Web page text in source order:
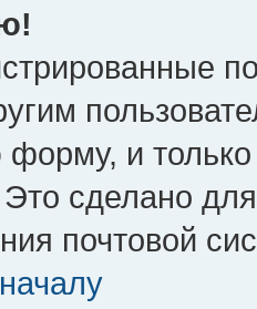
и
сделано
почтовой